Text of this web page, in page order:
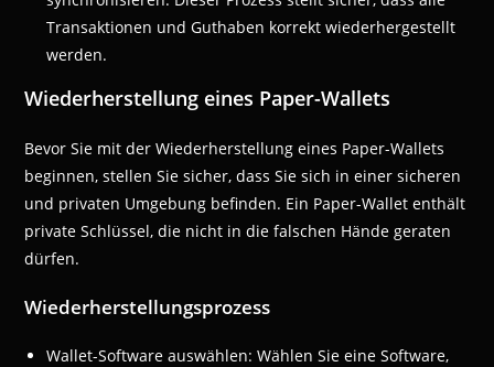
Transaktionen und Guthaben korrekt wiederhergestellt
werden.
Wiederherstellung eines Paper-Wallets
Bevor Sie mit der Wiederherstellung eines Paper-Wallets
beginnen, stellen Sie sicher, dass Sie sich in einer sicheren
und privaten Umgebung befinden. Ein Paper-Wallet enthält
private Schlüssel, die nicht in die falschen Hände geraten
dürfen.
Wiederherstellungsprozess
Wallet-Software auswählen: Wählen Sie eine Software,